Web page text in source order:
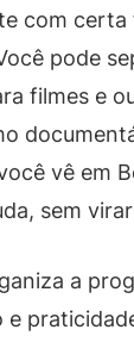
com
pode
filmes e
vê em
sem
a